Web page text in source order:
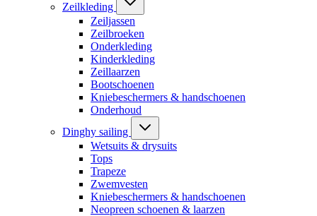
Zeilkleding
Zeiljassen
Zeilbroeken
Onderkleding
Kinderkleding
Zeillaarzen
Bootschoenen
Kniebeschermers & handschoenen
Onderhoud
Dinghy sailing
Wetsuits & drysuits
Tops
Trapeze
Zwemvesten
Kniebeschermers & handschoenen
Neopreen schoenen & laarzen